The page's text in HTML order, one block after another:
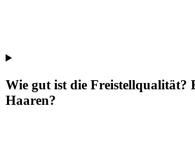
Wie gut ist die Freistellqualität?
Haaren?